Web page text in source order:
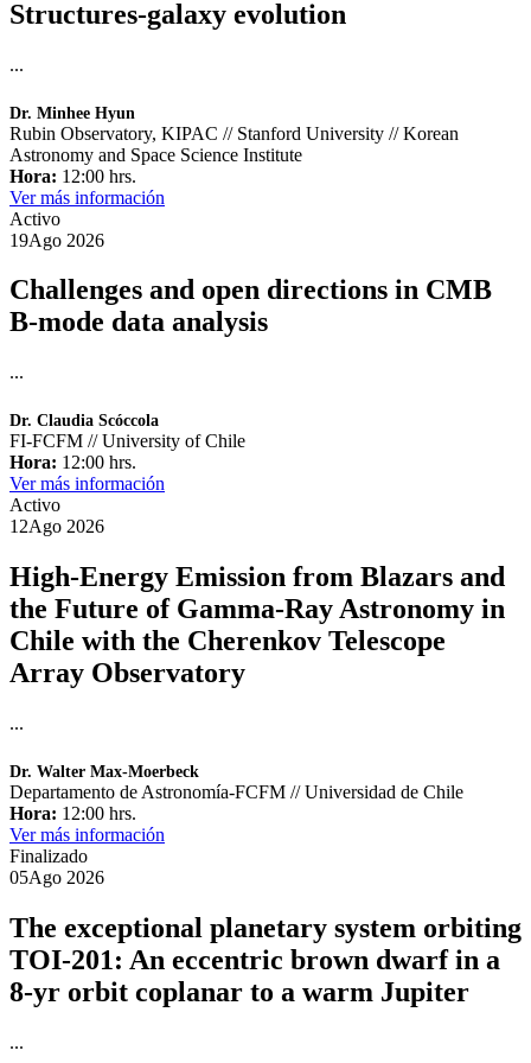
Structures-galaxy evolution
...
Dr. Minhee Hyun
Rubin Observatory, KIPAC // Stanford University // Korean
Astronomy and Space Science Institute
Hora: 12:00 hrs.
Ver más información
Activo
19Ago 2026
Challenges and open directions in CMB
B-mode data analysis
...
Dr. Claudia Scóccola
FI-FCFM // University of Chile
Hora: 12:00 hrs.
Ver más información
Activo
12Ago 2026
High-Energy Emission from Blazars and
the Future of Gamma-Ray Astronomy in
Chile with the Cherenkov Telescope
Array Observatory
...
Dr. Walter Max-Moerbeck
Departamento de Astronomía-FCFM // Universidad de Chile
Hora: 12:00 hrs.
Ver más información
Finalizado
05Ago 2026
The exceptional planetary system orbiting
TOI-201: An eccentric brown dwarf in a
8-yr orbit coplanar to a warm Jupiter
...